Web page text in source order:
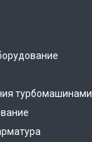
турбомашинами